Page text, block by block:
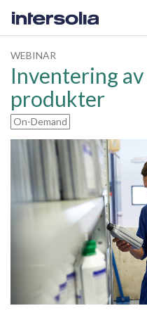
WEBINAR
Inventering
produkter
On-Demand